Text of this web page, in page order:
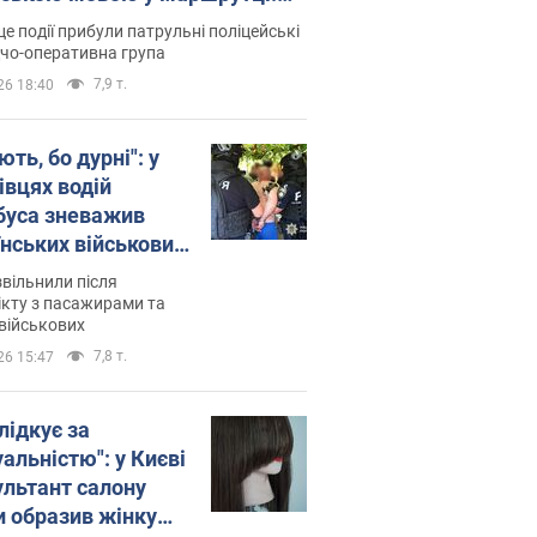
склала адмінпротокол.
події прибули патрульні поліцейські
оперативна група
18:40 7,9 т.
бо дурні": у
водій
зневажив
військових
Відео
після
з пасажирами та
15:47 7,8 т.
за
у Києві
салону
образив жінку